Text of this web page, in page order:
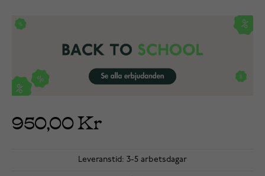
950,00 Kr
Leveranstid: 3-5 arbetsdagar